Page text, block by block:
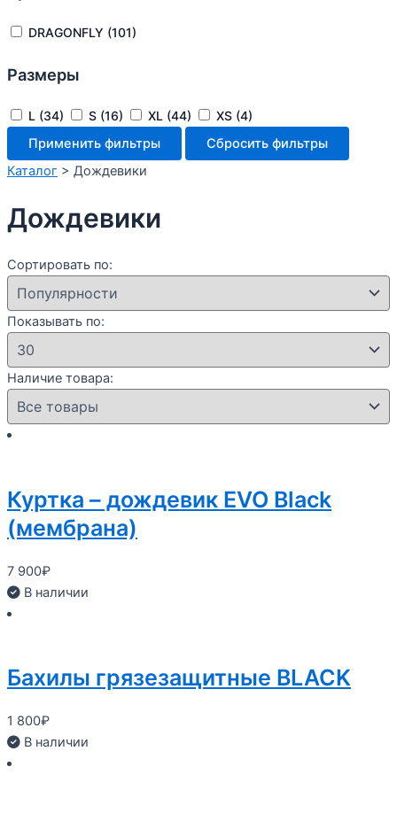
DRAGONFLY (101)
Размеры
L (34) S (16) XL (44) XS (4)
Применить фильтры
Сбросить фильтры
Каталог > Дождевики
Дождевики
Сортировать по:
Показывать по:
Наличие товара:
Куртка – дождевик EVO Black
(мембрана)
7 900₽
В наличии
Бахилы грязезащитные BLACK
1 800₽
В наличии